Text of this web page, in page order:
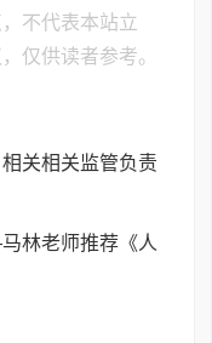
不代表本站立
仅供读者参考。
关相关监管负责
林老师推荐《人